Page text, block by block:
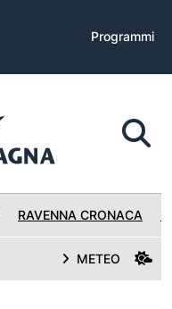
Programmi
RAVENNA CRONACA
METEO